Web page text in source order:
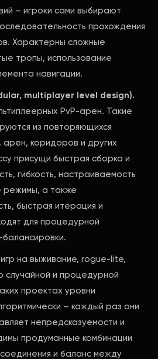
– игроки сами выбирают
прохождения
Характерны сложные
тропы, использование
навигации.
multiplayer level design).
PvP-арен. Такие
из повторяющихся
арен, коридоров и других
присущи быстрая сборка и
гибкость, настраиваемость
режимы, а также
быстрая итерация и
для процедурной
балансировки.
на выживание, rogue-lite,
случайной и процедурной
проектах уровни
– каждый раз они
непредсказуемости и
продуманные комбинации
и баланс между